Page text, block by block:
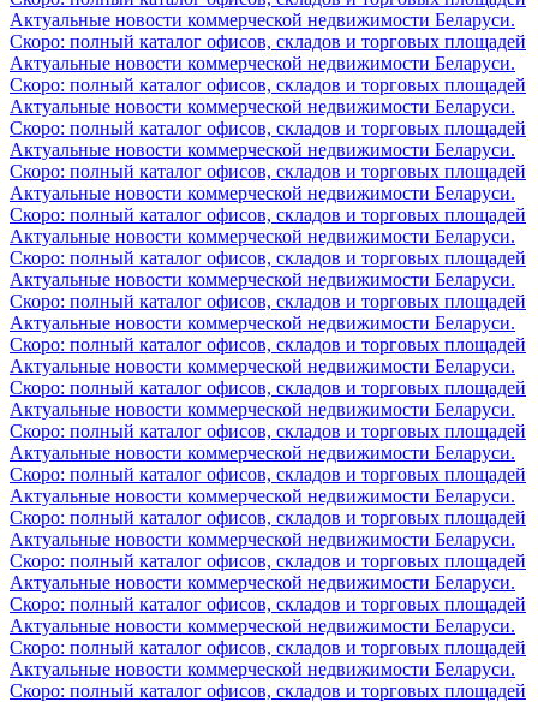
Актуальные новости коммерческой недвижимости Беларуси.
Скоро: полный каталог офисов, складов и торговых площадей
Актуальные новости коммерческой недвижимости Беларуси.
Скоро: полный каталог офисов, складов и торговых площадей
Актуальные новости коммерческой недвижимости Беларуси.
Скоро: полный каталог офисов, складов и торговых площадей
Актуальные новости коммерческой недвижимости Беларуси.
Скоро: полный каталог офисов, складов и торговых площадей
Актуальные новости коммерческой недвижимости Беларуси.
Скоро: полный каталог офисов, складов и торговых площадей
Актуальные новости коммерческой недвижимости Беларуси.
Скоро: полный каталог офисов, складов и торговых площадей
Актуальные новости коммерческой недвижимости Беларуси.
Скоро: полный каталог офисов, складов и торговых площадей
Актуальные новости коммерческой недвижимости Беларуси.
Скоро: полный каталог офисов, складов и торговых площадей
Актуальные новости коммерческой недвижимости Беларуси.
Скоро: полный каталог офисов, складов и торговых площадей
Актуальные новости коммерческой недвижимости Беларуси.
Скоро: полный каталог офисов, складов и торговых площадей
Актуальные новости коммерческой недвижимости Беларуси.
Скоро: полный каталог офисов, складов и торговых площадей
Актуальные новости коммерческой недвижимости Беларуси.
Скоро: полный каталог офисов, складов и торговых площадей
Актуальные новости коммерческой недвижимости Беларуси.
Скоро: полный каталог офисов, складов и торговых площадей
Актуальные новости коммерческой недвижимости Беларуси.
Скоро: полный каталог офисов, складов и торговых площадей
Актуальные новости коммерческой недвижимости Беларуси.
Скоро: полный каталог офисов, складов и торговых площадей
Актуальные новости коммерческой недвижимости Беларуси.
Скоро: полный каталог офисов, складов и торговых площадей